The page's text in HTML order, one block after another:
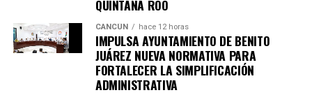
Unirme al canal de WhatsApp
QUINTANA ROO
CANCÚN hace 12 horas
IMPULSA AYUNTAMIENTO DE BENITO
JUÁREZ NUEVA NORMATIVA PARA
FORTALECER LA SIMPLIFICACIÓN
ADMINISTRATIVA